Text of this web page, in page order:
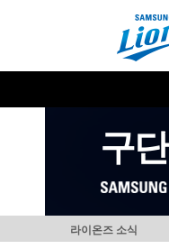
구단
라이온즈 소식